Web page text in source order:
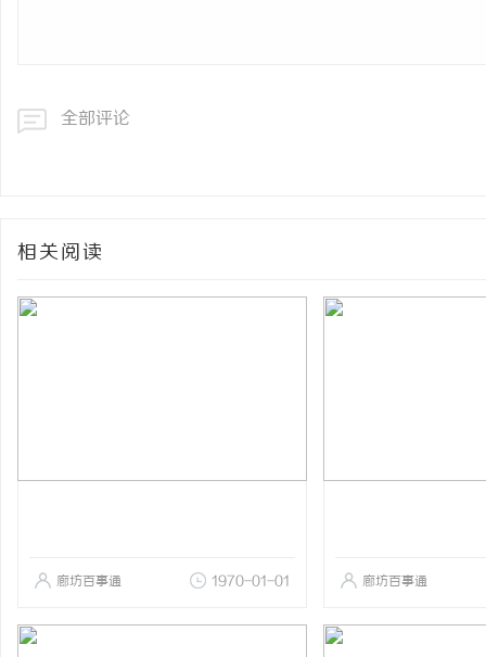
全部评论
相关阅读
廊坊百事通 1970-01-01 廊坊百事通